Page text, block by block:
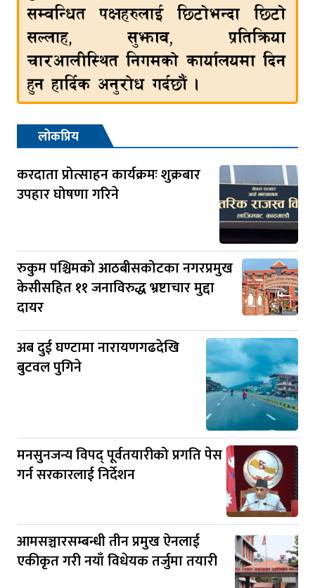
लोकप्रिय
करदाता प्रोत्साहन कार्यक्रमः शुक्रबार
उपहार घोषणा गरिने
रुकुम पश्चिमको आठबीसकोटका नगरप्रमुख
केसीसहित ११ जनाविरुद्ध भ्रष्टाचार मुद्दा
दायर
अब दुई घण्टामा नारायणगढदेखि
बुटवल पुगिने
मनसुनजन्य विपद् पूर्वतयारीको प्रगति पेस
गर्न सरकारलाई निर्देशन
आमसञ्चारसम्बन्धी तीन प्रमुख ऐनलाई
एकीकृत गरी नयाँ विधेयक तर्जुमा तयारी